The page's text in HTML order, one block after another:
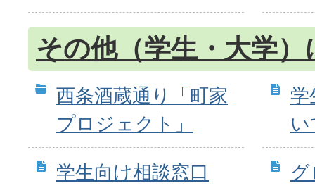
その他（学生・大学
西条酒蔵通り「町家
プロジェクト」
学
い
学生向け相談窓口